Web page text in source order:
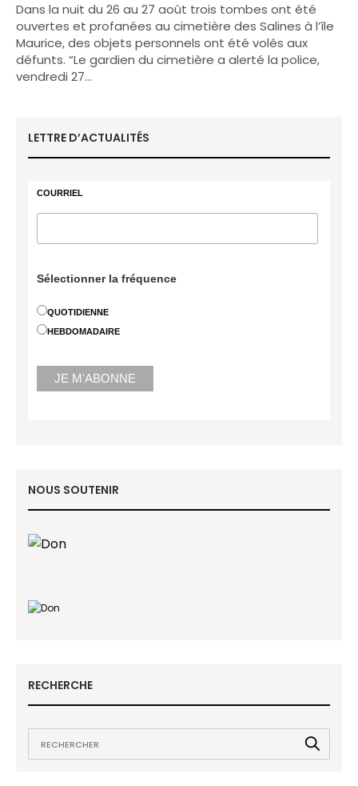
Dans la nuit du 26 au 27 août trois tombes ont été
ouvertes et profanées au cimetière des Salines à l’île
Maurice, des objets personnels ont été volés aux
défunts. “Le gardien du cimetière a alerté la police,
vendredi 27…
LETTRE D’ACTUALITÉS
COURRIEL
Sélectionner la fréquence
QUOTIDIENNE
HEBDOMADAIRE
NOUS SOUTENIR
RECHERCHE